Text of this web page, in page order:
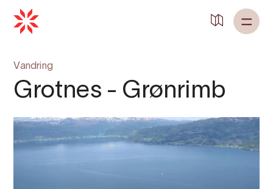
Vandring
Grotnes - Grønrimb